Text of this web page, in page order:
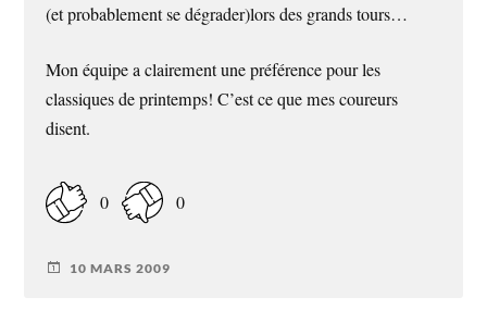
(et probablement se dégrader)lors des grands tours…
Mon équipe a clairement une préférence pour les
classiques de printemps! C’est ce que mes coureurs
disent.
0 0
10 MARS 2009